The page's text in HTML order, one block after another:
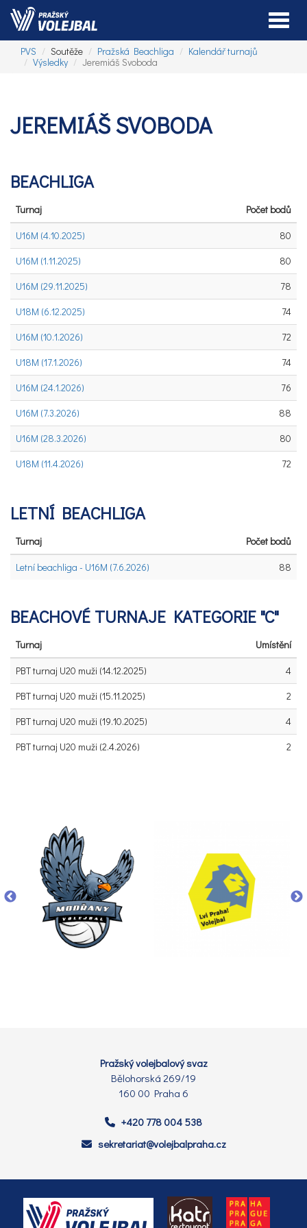
PVS Soutěže Pražská Beachliga
Kalendář turnajů
Výsledky
Jeremiáš Svoboda
JEREMIÁŠ SVOBODA
BEACHLIGA
Turnaj
Počet bodů
U16M (4.10.2025)
80
U16M (1.11.2025)
80
U16M (29.11.2025)
78
U18M (6.12.2025)
74
U16M (10.1.2026)
72
U18M (17.1.2026)
74
U16M (24.1.2026)
76
U16M (7.3.2026)
88
U16M (28.3.2026)
80
U18M (11.4.2026)
72
LETNÍ BEACHLIGA
Turnaj
Počet bodů
Letní beachliga - U16M (7.6.2026)
88
BEACHOVÉ TURNAJE KATEGORIE "C"
Turnaj
Umístění
PBT turnaj U20 muži (14.12.2025)
4
PBT turnaj U20 muži (15.11.2025)
2
PBT turnaj U20 muži (19.10.2025)
4
PBT turnaj U20 muži (2.4.2026)
2
Pražský volejbalový svaz
Bělohorská 269/19
160 00 Praha 6
+420 778 004 538
sekretariat@volejbalpraha.cz